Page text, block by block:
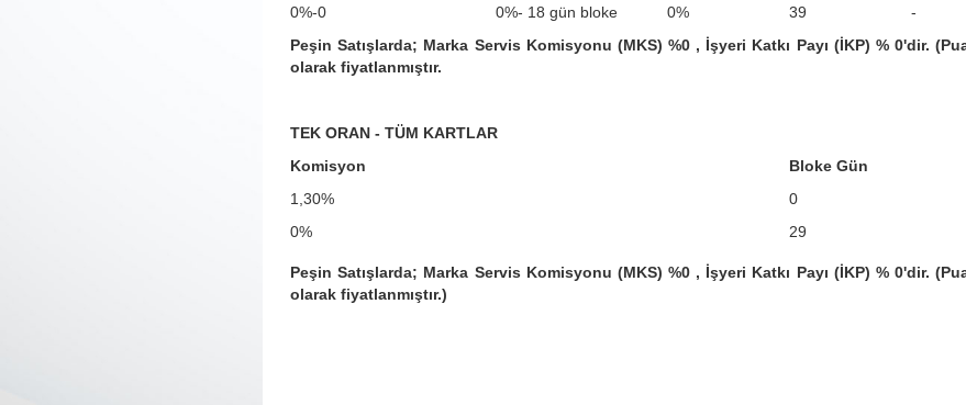
0%-0
0%- 18 gün bloke 0% 39 -
Peşin Satışlarda; Marka Servis Komisyonu (MKS) %0 , İşyeri Katkı Payı (İKP) % 0'dir.
olarak fiyatlanmıştır.
TEK ORAN - TÜM KARTLAR
Komisyon
Bloke Gün
1,30%
0
0%
29
Peşin Satışlarda; Marka Servis Komisyonu (MKS) %0 , İşyeri Katkı Payı (İKP) % 0'dir.
olarak fiyatlanmıştır.)